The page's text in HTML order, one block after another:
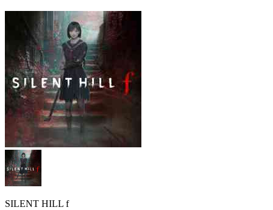
SILENT HILL f